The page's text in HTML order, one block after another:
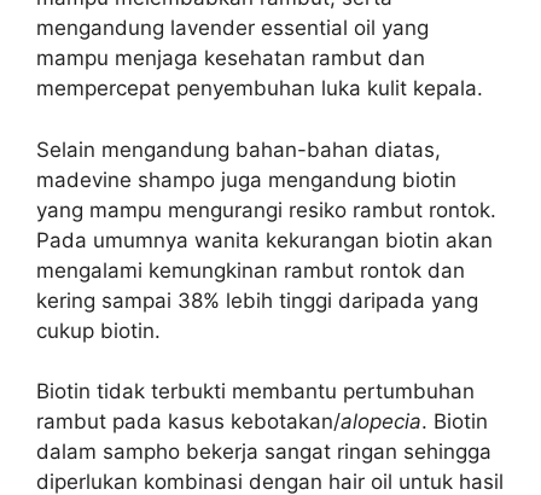
mengandung lavender essential oil yang
mampu menjaga kesehatan rambut dan
mempercepat penyembuhan luka kulit kepala.
Selain mengandung bahan-bahan diatas,
madevine shampo juga mengandung biotin
yang mampu mengurangi resiko rambut rontok.
Pada umumnya wanita kekurangan biotin akan
mengalami kemungkinan rambut rontok dan
kering sampai 38% lebih tinggi daripada yang
cukup biotin.
Biotin tidak terbukti membantu pertumbuhan
rambut pada kasus kebotakan/alopecia. Biotin
dalam sampho bekerja sangat ringan sehingga
diperlukan kombinasi dengan hair oil untuk hasil